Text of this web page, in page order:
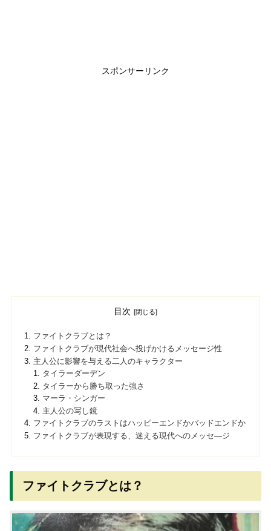
スポンサーリンク
目次
ファイトクラブとは？
ファイトクラブが現代社会へ投げかけるメッセージ性
主人公に影響を与える二人のキャラクター
タイラーダーデン
タイラーから勝ち取った強さ
マーラ・シンガー
主人公の写し鏡
ファイトクラブのラストはハッピーエンドかバッドエンドか
ファイトクラブが表現する、迷える現代へのメッセ―ジ
ファイトクラブとは？